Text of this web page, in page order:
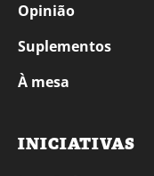
Opinião
Suplementos
À mesa
INICIATIVAS